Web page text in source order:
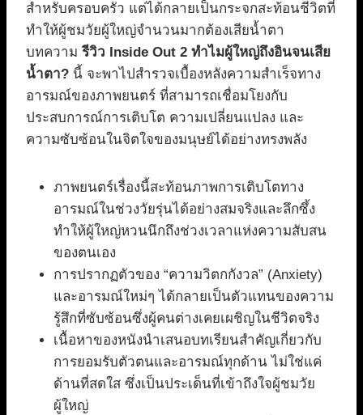
สำหรับครอบครัว แต่ได้กลายเป็นกระจกสะท้อนชีวิตที่
ทำให้ผู้ชมวัยผู้ใหญ่จำนวนมากต้องเสียน้ำตา
บทความรีวิว Inside Out 2 ทำไมผู้ใหญ่ถึงอินจนเสีย
น้ำตา? นี้ จะพาไปสำรวจเบื้องหลังความสำเร็จทาง
อารมณ์ของภาพยนตร์ ที่สามารถเชื่อมโยงกับ
ประสบการณ์การเติบโต ความเปลี่ยนแปลง และ
ความซับซ้อนในจิตใจของมนุษย์ได้อย่างทรงพลัง
ภาพยนตร์เรื่องนี้สะท้อนภาพการเติบโตทาง
อารมณ์ในช่วงวัยรุ่นได้อย่างสมจริงและลึกซึ้ง
ทำให้ผู้ใหญ่หวนนึกถึงช่วงเวลาแห่งความสับสน
ของตนเอง
การปรากฏตัวของ “ความวิตกกังวล” (Anxiety)
และอารมณ์ใหม่ๆ ได้กลายเป็นตัวแทนของความ
รู้สึกที่ซับซ้อนซึ่งผู้คนต่างเคยเผชิญในชีวิตจริง
เนื้อหาของหนังนำเสนอบทเรียนสำคัญเกี่ยวกับ
การยอมรับตัวตนและอารมณ์ทุกด้าน ไม่ใช่แค่
ด้านที่สดใส ซึ่งเป็นประเด็นที่เข้าถึงใจผู้ชมวัย
ผู้ใหญ่